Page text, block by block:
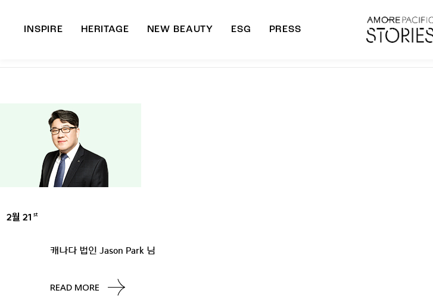
INSPIRE HERITAGE NEW BEAUTY ESG PRESS
2월 21 st
캐나다 법인 Jason Park 님
READ MORE